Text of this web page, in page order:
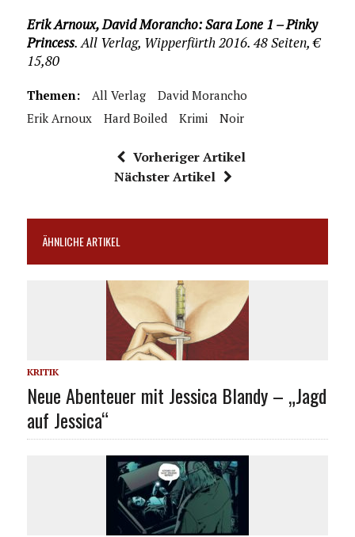
Erik Arnoux, David Morancho: Sara Lone 1 – Pinky
Princess. All Verlag, Wipperfürth 2016. 48 Seiten, €
15,80
Themen: All Verlag
David Morancho
Erik Arnoux
Hard Boiled Krimi Noir
Vorheriger Artikel
Nächster Artikel
ÄHNLICHE ARTIKEL
KRITIK
Neue Abenteuer mit Jessica Blandy – „Jagd
auf Jessica“